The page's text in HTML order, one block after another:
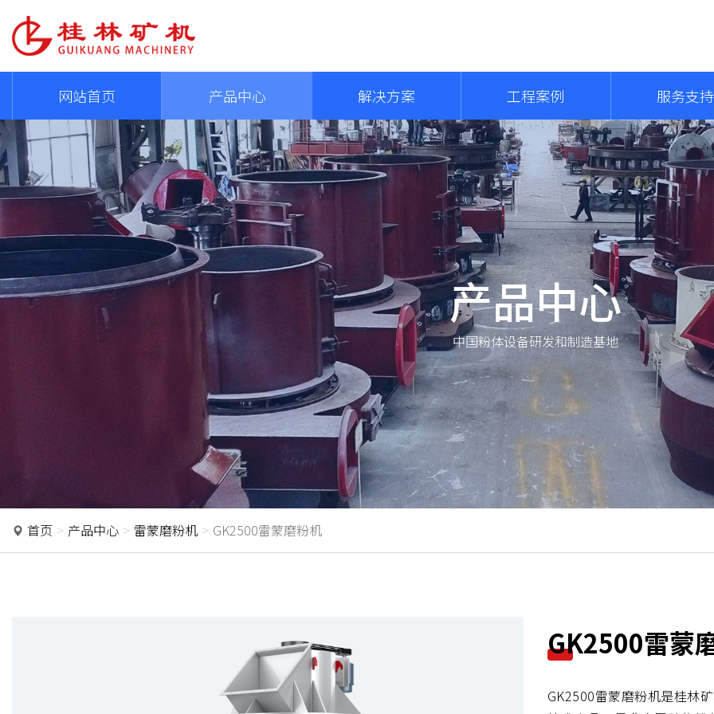
网站首页 产品中心 解决方案 工程案例 服务支持
产品中心
中国粉体设备研发和制造基地
首页 产品中心 雷蒙磨粉机 GK2500雷蒙磨粉机
GK2500雷蒙
GK2500雷蒙磨粉机是桂林